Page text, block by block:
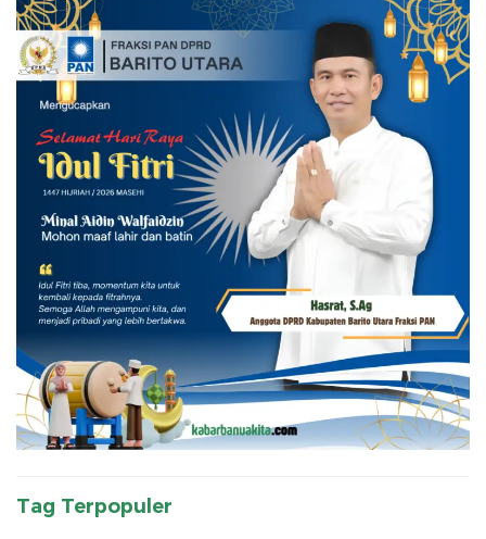
Tag Terpopuler